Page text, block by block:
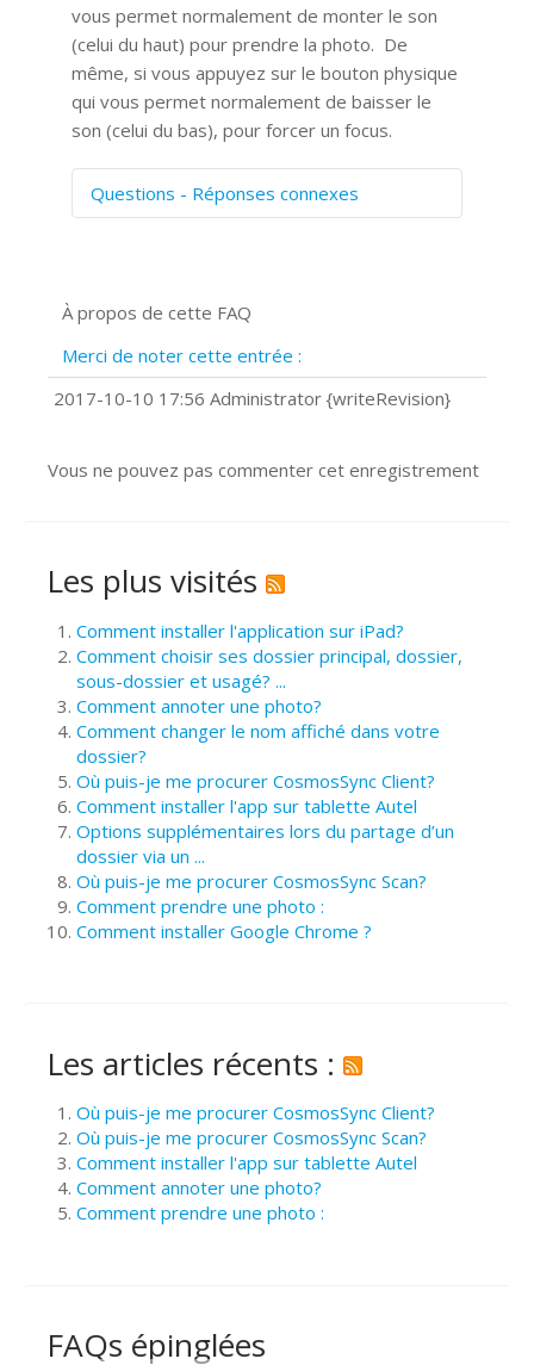
vous permet normalement de monter le son
(celui du haut) pour prendre la photo. De
même, si vous appuyez sur le bouton physique
qui vous permet normalement de baisser le
son (celui du bas), pour forcer un focus.
Questions - Réponses connexes
Prise de vue 360°
?
Comment installer Google Chrome ?
À propos de cette FAQ
Merci de noter cette entrée :
2017-10-10 17:56 Administrator {writeRevision}
Vous ne pouvez pas commenter cet enregistrement
Les plus visités
Comment installer l'application sur iPad?
Comment choisir ses dossier principal, dossier,
sous-dossier et usagé? ...
Comment annoter une photo?
Comment changer le nom affiché dans votre
dossier?
Où puis-je me procurer CosmosSync Client?
Comment installer l'app sur tablette Autel
Options supplémentaires lors du partage d’un
dossier via un ...
Où puis-je me procurer CosmosSync Scan?
Comment prendre une photo :
Comment installer Google Chrome ?
Les articles récents :
Où puis-je me procurer CosmosSync Client?
Où puis-je me procurer CosmosSync Scan?
Comment installer l'app sur tablette Autel
Comment annoter une photo?
Comment prendre une photo :
FAQs épinglées